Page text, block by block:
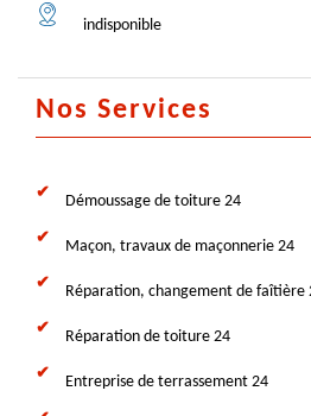
indisponible
Nos Services
Démoussage de toiture 24
Maçon, travaux de maçonnerie 24
Réparation, changement de faîtière
Réparation de toiture 24
Entreprise de terrassement 24